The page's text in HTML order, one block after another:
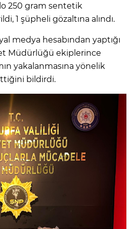
250 gram sentetik
1 şüpheli gözaltına alındı.
medya hesabından yaptığı
Müdürlüğü ekiplerince
yakalanmasına yönelik
bildirdi.